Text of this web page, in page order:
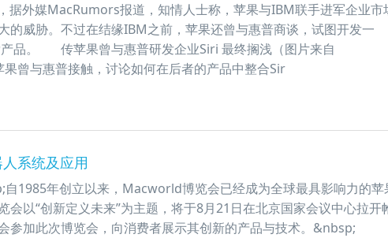
据外媒MacRumors报道，知情人士称，苹果与IBM联手进军企业市
的威胁。不过在结缘IBM之前，苹果还曾与惠普商谈，试图开发一
产品。 传苹果曾与惠普研发企业Siri 最终搁浅（图片来自
与惠普接触，讨论如何在后者的产品中整合Sir
系统及应用
1985年创立以来，Macworld博览会已经成为全球最具影响力的苹
会以“创新定义未来”为主题，将于8月21日在北京国家会议中心拉开
参加此次博览会，向消费者展示其创新的产品与技术。&nbsp;